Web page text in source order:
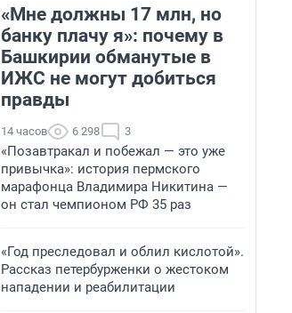
«Мне должны 17 млн, но
банку плачу я»: почему в
Башкирии обманутые в
ИЖС не могут добиться
правды
14 часов 6 298 3
«Позавтракал и побежал — это уже
привычка»: история пермского
марафонца Владимира Никитина —
он стал чемпионом РФ 35 раз
«Год преследовал и облил кислотой».
Рассказ петербурженки о жестоком
нападении и реабилитации